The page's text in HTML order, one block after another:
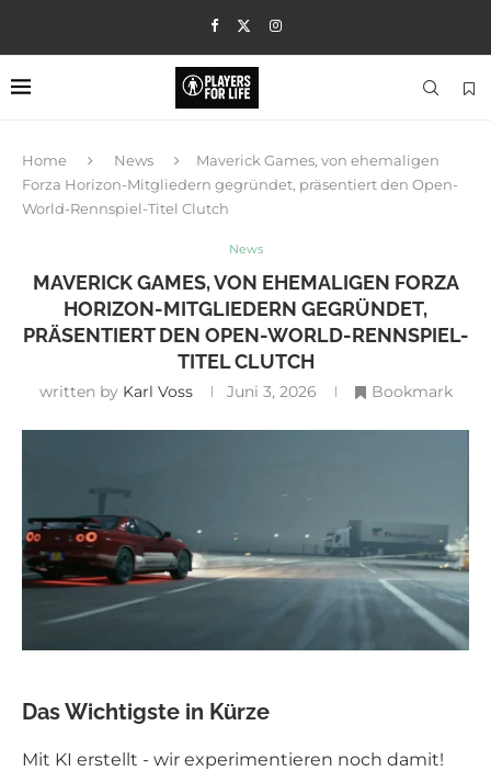
Home News
Maverick Games, von ehemaligen
Forza Horizon-Mitgliedern gegründet, präsentiert den Open-
World-Rennspiel-Titel Clutch
News
MAVERICK GAMES, VON EHEMALIGEN FORZA
HORIZON-MITGLIEDERN GEGRÜNDET,
PRÄSENTIERT DEN OPEN-WORLD-RENNSPIEL-
TITEL CLUTCH
written by Karl Voss Juni 3, 2026 Bookmark
Das Wichtigste in Kürze
Mit KI erstellt - wir experimentieren noch damit!